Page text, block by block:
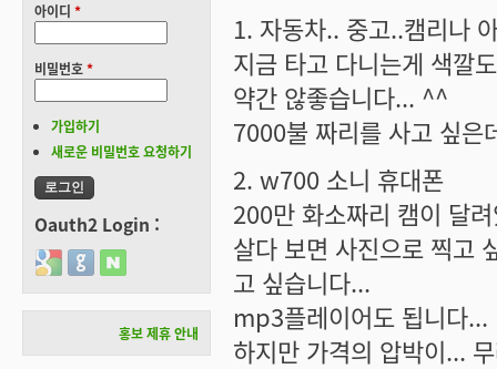
1. 자동차.. 중고..캠리나
지금 타고 다니는게 색깔
약간 않좋습니다... ^^
7000불 짜리를 사고 싶은
2. w700 소니 휴대폰
200만 화소짜리 캠이 달
살다 보면 사진으로 찍고
고 싶습니다...
mp3플레이어도 됩니다...
하지만 가격의 압박이...
아이디 *
비밀번호*
가입하기
새로운 비밀번호 요청하기
Oauth2 Login :
Login with Google
Login with GitHub
Login with Naver
홍보 제휴 안내